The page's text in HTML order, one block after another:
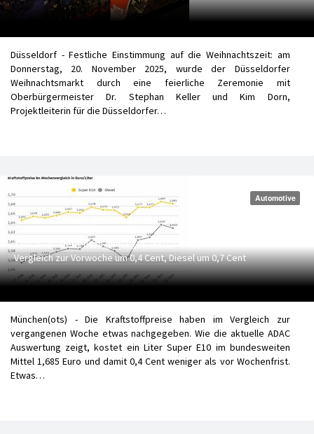
Düsseldorf - Festliche Einstimmung auf die Weihnachtszeit: am
Donnerstag, 20. November 2025, wurde der Düsseldorfer
Weihnachtsmarkt durch eine feierliche Zeremonie mit
Oberbürgermeister Dr. Stephan Keller und Kim Dorn,
Projektleiterin für die Düsseldorfer…
Automotive
Tanken wieder etwas günstiger - Ein Liter Super E10 sinkt im
Vergleich zur Vorwoche um 0,4 Cent, Diesel um 0,7 Cent
München(ots) - Die Kraftstoffpreise haben im Vergleich zur
vergangenen Woche etwas nachgegeben. Wie die aktuelle ADAC
Auswertung zeigt, kostet ein Liter Super E10 im bundesweiten
Mittel 1,685 Euro und damit 0,4 Cent weniger als vor Wochenfrist.
Etwas…